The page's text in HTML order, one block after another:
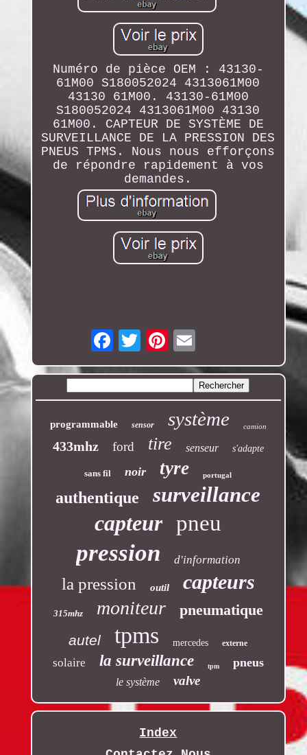
Numéro de pièce OEM : 43130-
61M00 S180052024 4313061M00
43130 61M00. 43130-61M00
S180052024 4313061M00 43130
61M00. CAPTEUR DE SYSTÈME DE
SURVEILLANCE DE LA PRESSION DES
PNEUS TPMS. Nous nous efforçons
de répondre rapidement à vos
demandes.
Email
programmable sensor système camion
433mhz ford tire senseur s'adapte
sans fil noir tyre portugal
authentique surveillance
capteur pneu
pression d'information
la pression outil capteurs
315mhz moniteur pneumatique
autel tpms mercedes externe
solaire la surveillance tpm pneus
le système valve
Index